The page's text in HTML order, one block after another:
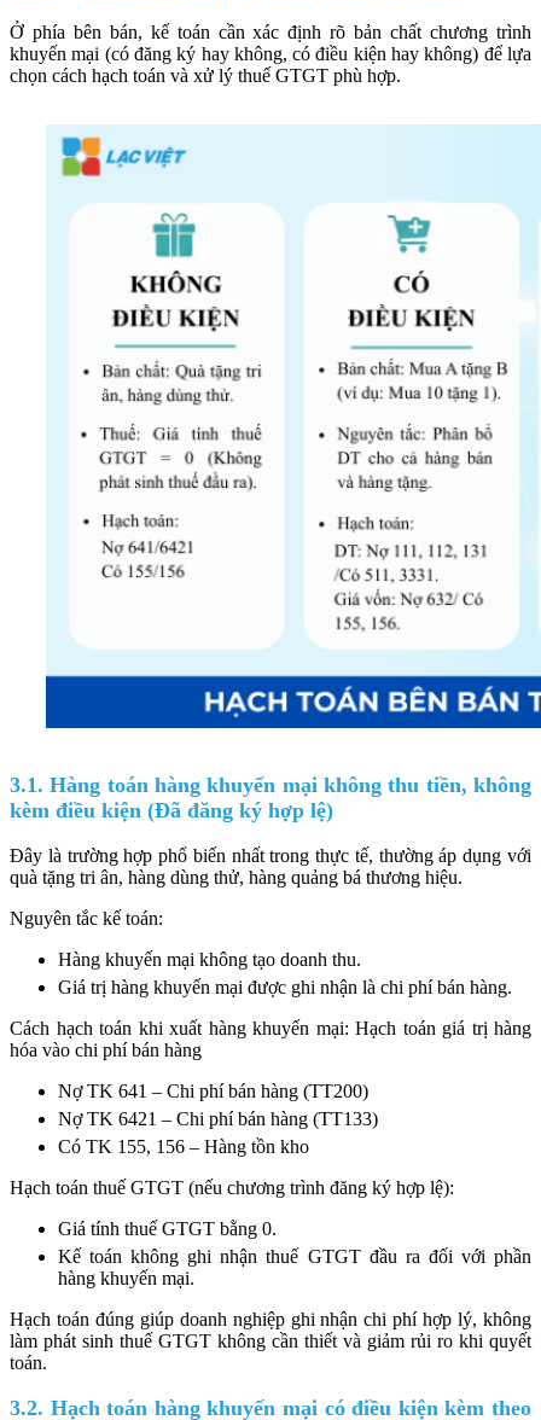
Ở phía bên bán, kế toán cần xác định rõ bản chất chương trình
khuyến mại (có đăng ký hay không, có điều kiện hay không) để lựa
chọn cách hạch toán và xử lý thuế GTGT phù hợp.
3.1. Hàng toán hàng khuyến mại không thu tiền, không
kèm điều kiện (Đã đăng ký hợp lệ)
Đây là trường hợp phổ biến nhất trong thực tế, thường áp dụng với
quà tặng tri ân, hàng dùng thử, hàng quảng bá thương hiệu.
Nguyên tắc kế toán:
Hàng khuyến mại không tạo doanh thu.
Giá trị hàng khuyến mại được ghi nhận là chi phí bán hàng.
Cách hạch toán khi xuất hàng khuyến mại: Hạch toán giá trị hàng
hóa vào chi phí bán hàng
Nợ TK 641 – Chi phí bán hàng (TT200)
Nợ TK 6421 – Chi phí bán hàng (TT133)
Có TK 155, 156 – Hàng tồn kho
Hạch toán thuế GTGT (nếu chương trình đăng ký hợp lệ):
Giá tính thuế GTGT bằng 0.
Kế toán không ghi nhận thuế GTGT đầu ra đối với phần
hàng khuyến mại.
Hạch toán đúng giúp doanh nghiệp ghi nhận chi phí hợp lý, không
làm phát sinh thuế GTGT không cần thiết và giảm rủi ro khi quyết
toán.
3.2. Hạch toán hàng khuyến mại có điều kiện kèm theo